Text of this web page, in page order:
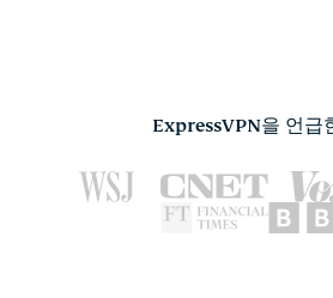
ExpressVPN을 언급